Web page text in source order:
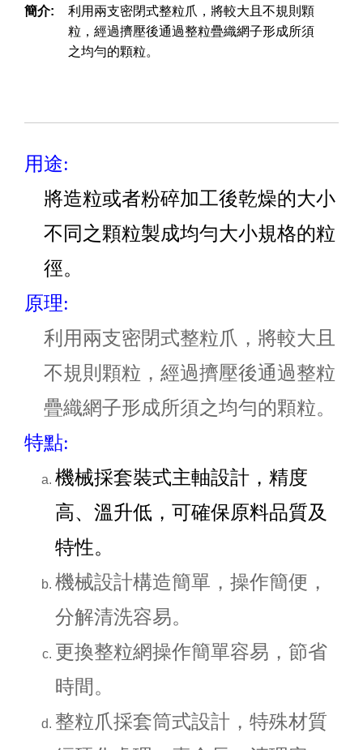
簡介:
利用兩支密閉式整粒爪，將較大且不規則顆
粒，經過擠壓後通過整粒疊織網子形成所須
之均勻的顆粒。
用途:
將造粒或者粉碎加工後乾燥的大小
不同之顆粒製成均勻大小規格的粒
徑。
原理:
利用兩支密閉式整粒爪，將較大且
不規則顆粒，經過擠壓後通過整粒
疊織網子形成所須之均勻的顆粒。
特點:
機械採套裝式主軸設計，精度
高、溫升低，可確保原料品質及
特性。
機械設計構造簡單，操作簡便，
分解清洗容易。
更換整粒網操作簡單容易，節省
時間。
整粒爪採套筒式設計，特殊材質